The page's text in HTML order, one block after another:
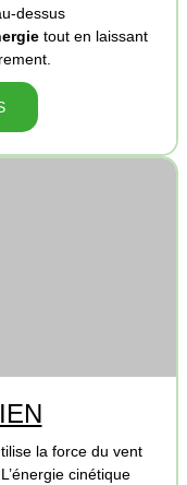
dessus
tout en laissant
la force du vent
cinétique